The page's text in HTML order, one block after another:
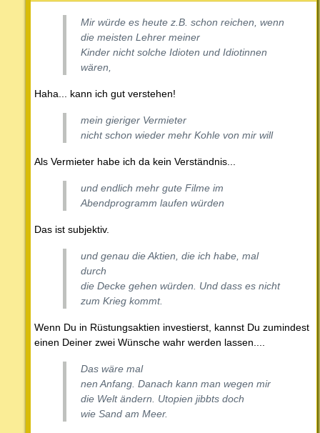
Mir würde es heute z.B. schon reichen, wenn
die meisten Lehrer meiner
Kinder nicht solche Idioten und Idiotinnen
wären,
Haha... kann ich gut verstehen!
mein gieriger Vermieter
nicht schon wieder mehr Kohle von mir will
Als Vermieter habe ich da kein Verständnis...
und endlich mehr gute Filme im
Abendprogramm laufen würden
Das ist subjektiv.
und genau die Aktien, die ich habe, mal
durch
die Decke gehen würden. Und dass es nicht
zum Krieg kommt.
Wenn Du in Rüstungsaktien investierst, kannst Du zumindest
einen Deiner zwei Wünsche wahr werden lassen....
Das wäre mal
nen Anfang. Danach kann man wegen mir
die Welt ändern. Utopien jibbts doch
wie Sand am Meer.